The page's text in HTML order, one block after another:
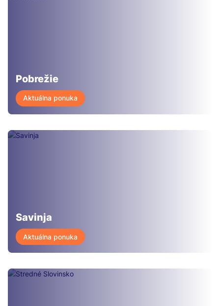
Pobrežie
Aktuálna ponuka
Savinja
Aktuálna ponuka